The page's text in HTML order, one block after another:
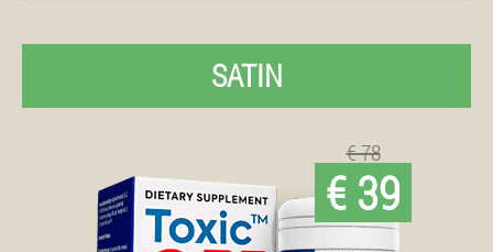
SATIN
€ 78
€ 39